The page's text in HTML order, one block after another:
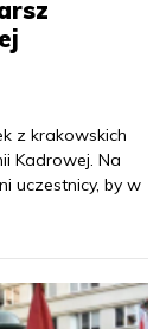
z krakowskich
Kadrowej. Na
uczestnicy, by w